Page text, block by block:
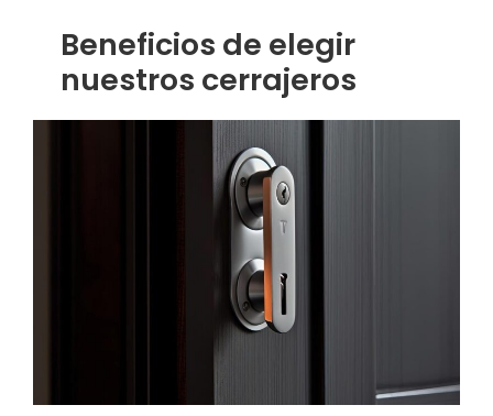
Beneficios de elegir
nuestros cerrajeros